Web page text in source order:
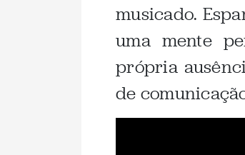
musicado.
uma mente
própria
de